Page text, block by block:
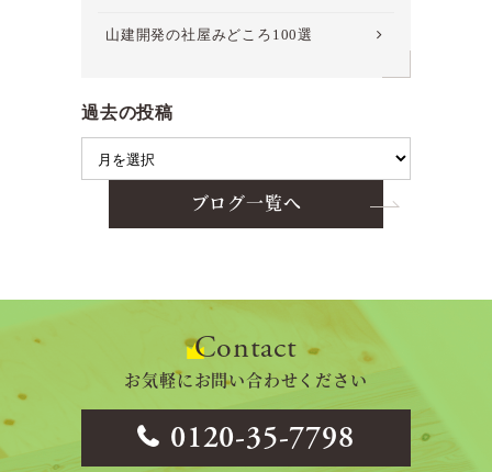
山建開発の社屋みどころ100選
過去の投稿
ブログ一覧へ
Contact
お気軽にお問い合わせください
0120-35-7798